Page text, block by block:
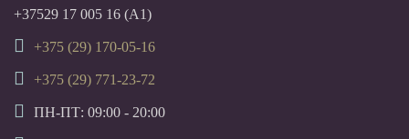
+37529 17 005 16 (А1)
+375 (29) 170-05-16
+375 (29) 771-23-72
ПН-ПТ: 09:00 - 20:00